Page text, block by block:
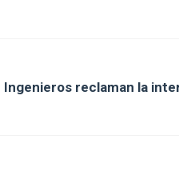
Ingenieros reclaman la